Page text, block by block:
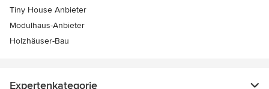
Tiny House Anbieter
Modulhaus-Anbieter
Holzhäuser-Bau
Expertenkategorie